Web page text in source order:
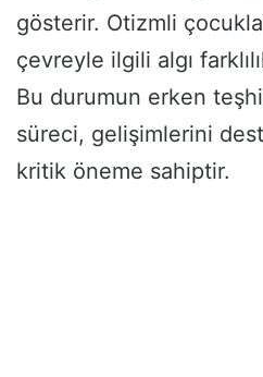
gösterir. Otizmli
çevreyle ilgili algı
Bu durumun erken
süreci, gelişimlerini
kritik öneme sahiptir.